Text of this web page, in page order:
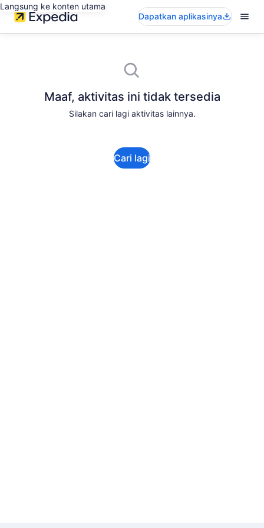
Langsung ke konten utama
Dapatkan aplikasinya
Maaf, aktivitas ini tidak tersedia
Silakan cari lagi aktivitas lainnya.
Cari lagi